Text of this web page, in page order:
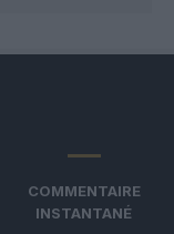
COMMENTAIRE
INSTANTANÉ